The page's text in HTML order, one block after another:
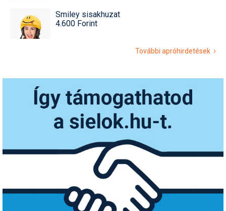
Smiley sisakhuzat
4.600 Forint
További apróhirdetések